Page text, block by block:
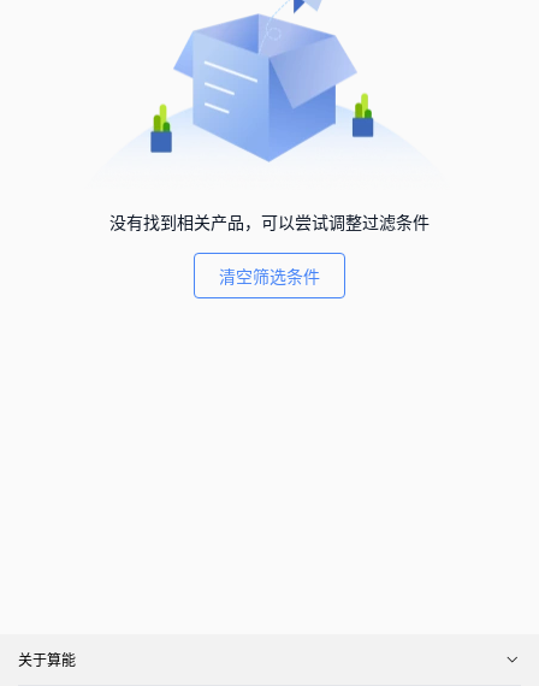
没有找到相关产品，可以尝试调整过滤条件
清空筛选条件
关于算能